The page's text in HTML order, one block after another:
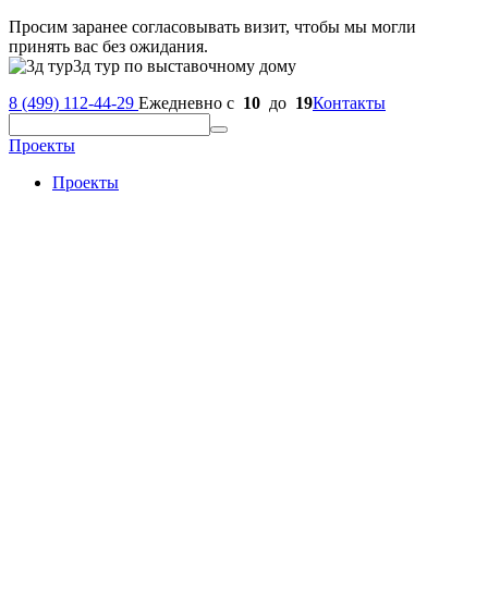
Просим заранее согласовывать визит, чтобы мы могли
принять вас без ожидания.
3д тур по выставочному дому
8 (499) 112-44-29 Ежедневно с 10 до 19Контакты
Проекты
Проекты